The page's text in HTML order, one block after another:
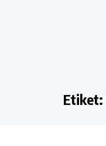
Etiket: